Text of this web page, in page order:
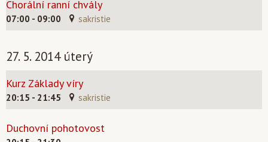
Chorální ranní chvály
07:00 - 09:00 sakristie
27. 5. 2014 úterý
Kurz Základy víry
20:15 - 21:45 sakristie
Duchovní pohotovost